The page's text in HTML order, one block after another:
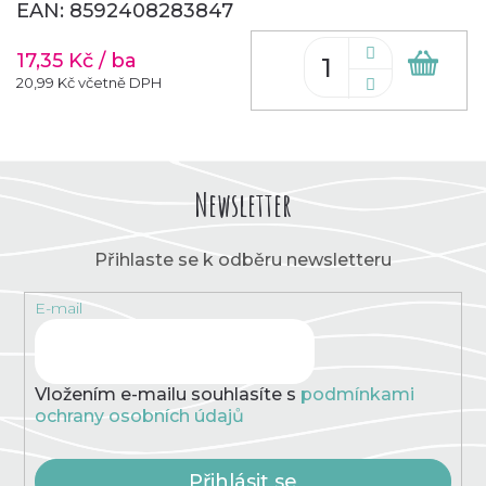
EAN: 8592408283847
17,35 Kč / ba
20,99 Kč včetně DPH
Newsletter
Přihlaste se k odběru newsletteru
E-mail
Vložením e-mailu souhlasíte s podmínkami
ochrany osobních údajů
Přihlásit se